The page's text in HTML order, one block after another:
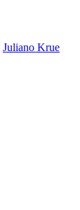
Juliano Krue